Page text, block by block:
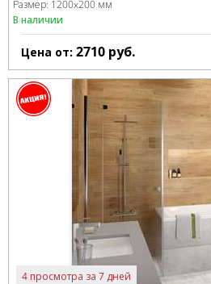
Размер: 1200x200 мм
В наличии
Цена от: 2710 руб.
4 просмотра за 7 дней